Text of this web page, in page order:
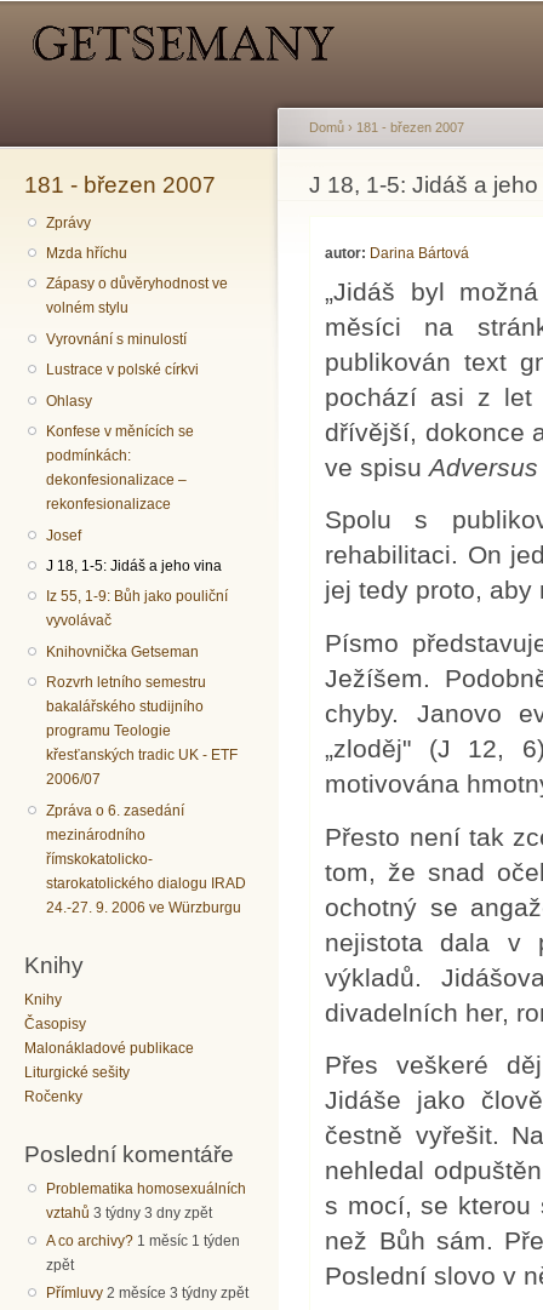
181 - březen 2007
Zprávy
Mzda hříchu
Zápasy o důvěryhodnost ve
volném stylu
Vyrovnání s minulostí
Lustrace v polské církvi
Ohlasy
Konfese v měnících se
podmínkách:
dekonfesionalizace –
rekonfesionalizace
Josef
J 18, 1-5: Jidáš a jeho vina
Iz 55, 1-9: Bůh jako pouliční
vyvolávač
Knihovnička Getseman
Rozvrh letního semestru
bakalářského studijního
programu Teologie
křesťanských tradic UK - ETF
2006/07
Zpráva o 6. zasedání
mezinárodního
římskokatolicko-
starokatolického dialogu IRAD
24.-27. 9. 2006 ve Würzburgu
Knihy
Knihy
Časopisy
Malonákladové publikace
Liturgické sešity
Ročenky
Poslední komentáře
Problematika homosexuálních
vztahů 3 týdny 3 dny zpět
A co archivy? 1 měsíc 1 týden
zpět
Přímluvy 2 měsíce 3 týdny zpět
Jste zde
Domů › 181 - březen 2007
J 18, 1-5: Jidáš a
autor: Darina Bártová
„Jidáš byl
měsíci na
publikován text
pochází asi z let
dřívější, dokonce
ve spisu
Spolu s
rehabilitaci. On
jej tedy proto,
Písmo
Ježíšem.
chyby. Janovo
„zloděj" (J 12,
motivována
Přesto není tak
tom, že snad
ochotný se
nejistota dala v
výkladů.
divadelních her,
Přes veškeré
Jidáše jako
čestně vyřešit.
nehledal
s mocí, se kterou
než Bůh sám.
Poslední slovo v